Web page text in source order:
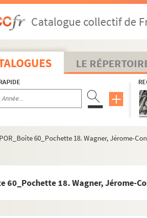
Catalogue collectif de
LE
POR_Boîte 60_Pochette 18. Wagner, Jérome-
60_Pochette 18. Wagner, Jérome-
portrait
à 3. Portraits de personnes dont le nom
à 9. Portraits de personnes dont le nom
à 15. Portraits de personnes dont le nom
à 19. Portraits de personnes dont le nom
à 20. Portraits de personnes dont le nom
20 à 22. Portraits de personnes dont le nom
26 à 29. Portraits de personnes dont le nom
à 31. Portraits de personnes dont le nom